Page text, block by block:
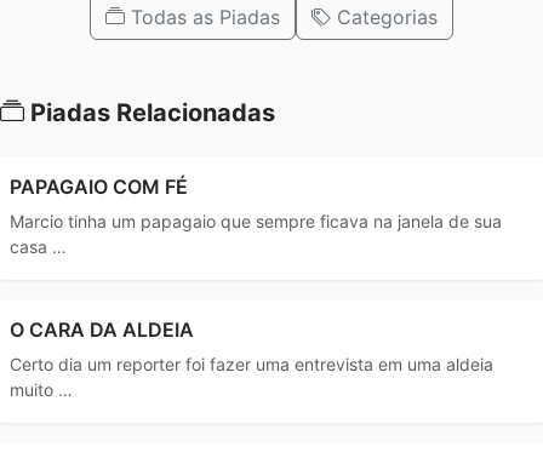
Todas as Piadas Categorias
Piadas Relacionadas
PAPAGAIO COM FÉ
Marcio tinha um papagaio que sempre ficava na janela de sua
casa …
O CARA DA ALDEIA
Certo dia um reporter foi fazer uma entrevista em uma aldeia
muito …